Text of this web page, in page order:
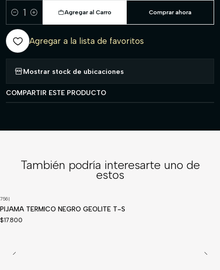
Cantidad
Agregar al Carro Comprar ahora
Agregar a la lista de favoritos
Mostrar stock de ubicaciones
COMPARTIR ESTE PRODUCTO
También podría interesarte uno de
estos
756|
PIJAMA TERMICO NEGRO GEOLITE T-S
$17.800